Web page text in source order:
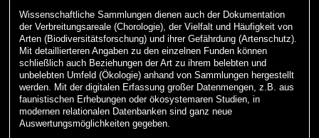
Wissenschaftliche Sammlungen dienen auch der Dokumentation
der Verbreitungsareale (Chorologie), der Vielfalt und Häufigkeit von
Arten (Biodiversitätsforschung) und ihrer Gefährdung (Artenschutz).
Mit detaillierteren Angaben zu den einzelnen Funden können
schließlich auch Beziehungen der Art zu ihrem belebten und
unbelebten Umfeld (Ökologie) anhand von Sammlungen hergestellt
werden. Mit der digitalen Erfassung großer Datenmengen, z.B. aus
faunistischen Erhebungen oder ökosystemaren Studien, in
modernen relationalen Datenbanken sind ganz neue
Auswertungsmöglichkeiten gegeben.